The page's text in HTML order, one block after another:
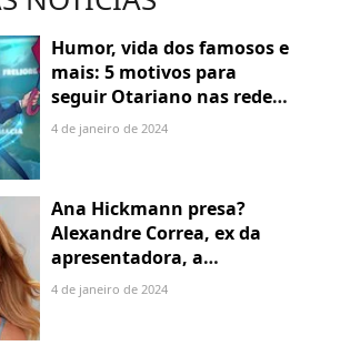
Humor, vida dos famosos e
mais: 5 motivos para
seguir Otariano nas redes
sociais
4 de janeiro de 2024
Ana Hickmann presa?
Alexandre Correa, ex da
apresentadora, a
denuncia por alienação
4 de janeiro de 2024